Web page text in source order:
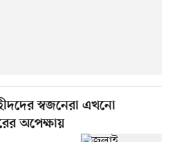
স্বজনেরা এখনো
অপেক্ষায়